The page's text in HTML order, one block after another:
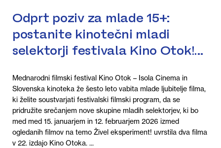
Odprt poziv za mlade 15+:
postanite kinotečni mladi
selektorji festivala Kino Otok!
Mednarodni filmski festival Kino Otok – Isola Cinema in
Slovenska kinoteka že šesto leto vabita mlade ljubitelje filma,
ki želite soustvarjati festivalski filmski program, da se
pridružite srečanjem nove skupine mladih selektorjev, ki bo
med med 15. januarjem in 12. februarjem 2026 izmed
ogledanih filmov na temo Živel eksperiment! uvrstila dva filma
v 22. izdajo Kino Otoka. ...